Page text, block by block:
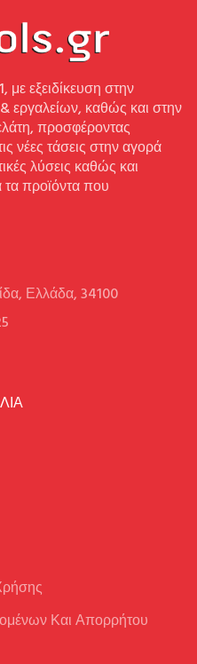
με εξειδίκευση στην
εργαλείων, καθώς και στην
προσφέροντας
νέες τάσεις στην αγορά
λύσεις καθώς και
προϊόντα που
Ελλάδα, 34100
Και Απορρήτου